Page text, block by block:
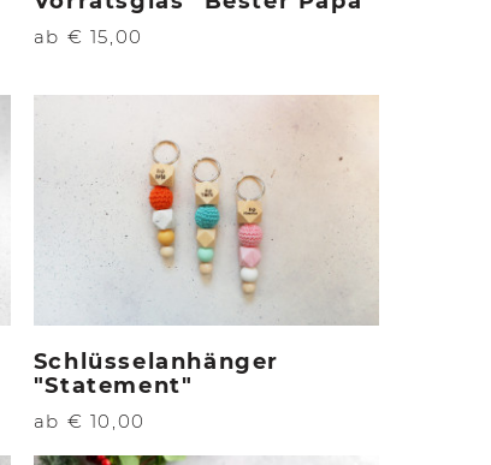
ab € 15,00
Schlüsselanhänger
"Statement"
ab € 10,00